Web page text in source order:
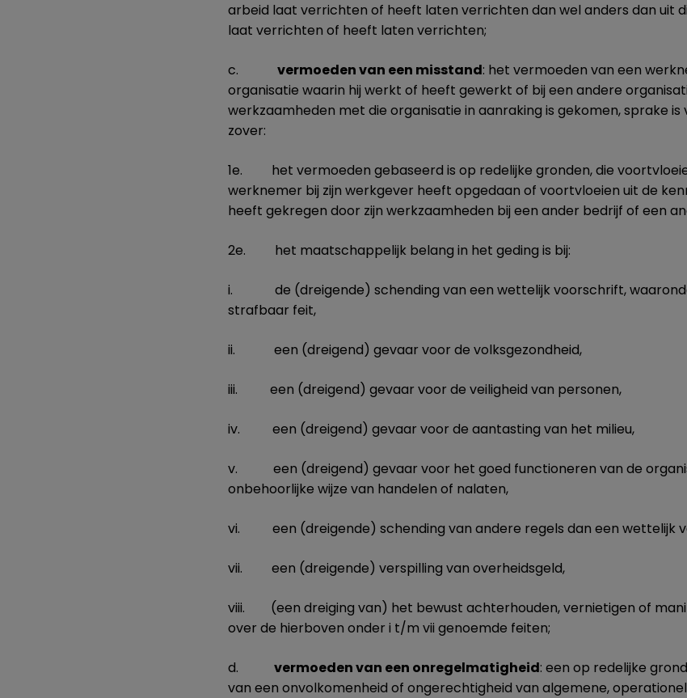
arbeid laat verrichten of heeft laten verrichten dan wel anders dan uit
laat verrichten of heeft laten verrichten;
c.vermoeden van een misstand: het vermoeden van een
organisatie waarin hij werkt of heeft gewerkt of bij een andere
werkzaamheden met die organisatie in aanraking is gekomen, sprake is
zover:
1e. het vermoeden gebaseerd is op redelijke gronden, die
werknemer bij zijn werkgever heeft opgedaan of voortvloeien uit de
heeft gekregen door zijn werkzaamheden bij een ander bedrijf of een
2e. het maatschappelijk belang in het geding is bij:
i. de (dreigende) schending van een wettelijk voorschrift,
strafbaar feit,
ii. een (dreigend) gevaar voor de volksgezondheid,
iii. een (dreigend) gevaar voor de veiligheid van personen,
iv. een (dreigend) gevaar voor de aantasting van het milieu,
v. een (dreigend) gevaar voor het goed functioneren van de
onbehoorlijke wijze van handelen of nalaten,
vi. een (dreigende) schending van andere regels dan een wettelijk
vii. een (dreigende) verspilling van overheidsgeld,
viii. (een dreiging van) het bewust achterhouden, vernietigen of
over de hierboven onder i t/m vii genoemde feiten;
d.vermoeden van een onregelmatigheid: een op redelijke
van een onvolkomenheid of ongerechtigheid van algemene,